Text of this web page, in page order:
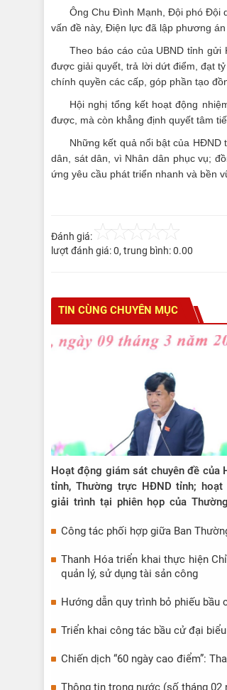
Ông Chu Đình Mạnh, Đội phó Đội
vấn đề này, Điện lực đã lập phương
Theo báo cáo của UBND tỉnh
được giải quyết, trả lời dứt điểm, đạt
chính quyền các cấp, góp phần tạo
Hội nghị tổng kết hoạt động
được, mà còn khẳng định quyết tâm
Những kết quả nổi bật của HĐND
dân, sát dân, vì Nhân dân phục vụ;
ứng yêu cầu phát triển nhanh và bền
Đánh giá:
lượt đánh giá:0, trung bình:0.00
TIN CÙNG CHUYÊN MỤC
Hoạt động giám sát chuyên đề của
tỉnh, Thường trực HĐND tỉnh; hoạt
giải trình tại phiên họp của
2026
Công tác phối hợp giữa Ban
Thanh Hóa triển khai thực hiện
quản lý, sử dụng tài sản công
Hướng dẫn quy trình bỏ phiếu bầu
Triển khai công tác bầu cử đại
Chiến dịch “60 ngày cao điểm”:
Thông tin trong nước (số tháng 02